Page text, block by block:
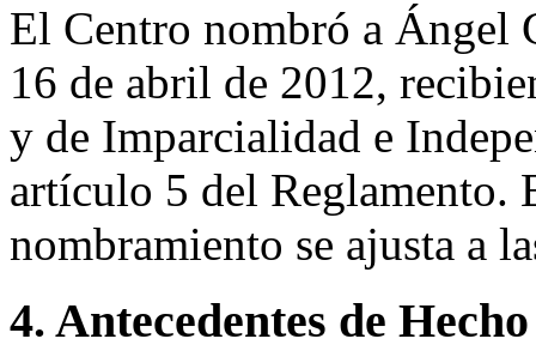
El Centro nombró a Ángel
16 de abril de 2012,
y de Imparcialidad e
artículo 5 del Reglamento.
nombramiento se ajusta a
4. Antecedentes de Hecho